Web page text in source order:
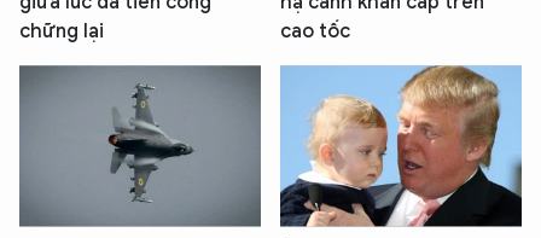
chững lại
cao tốc